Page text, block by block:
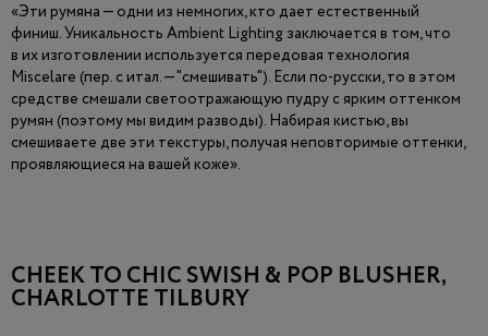
«Эти румяна — одни из немногих, кто дает естественный
финиш. Уникальность Ambient Lighting заключается в том, что
в их изготовлении используется передовая технология
Miscelare (пер. с итал. — "смешивать"). Если по-русски, то в этом
средстве смешали светоотражающую пудру c ярким оттенком
румян (поэтому мы видим разводы). Набирая кистью, вы
смешиваете две эти текстуры, получая неповторимые оттенки,
проявляющиеся на вашей коже».
CHEEK TO CHIC SWISH & POP BLUSHER,
CHARLOTTE TILBURY